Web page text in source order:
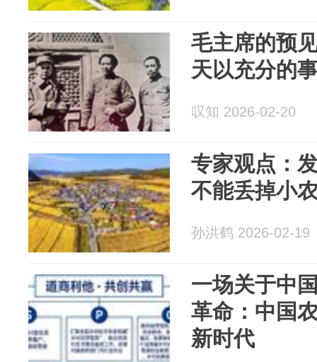
毛主席的预
天以充分的
叹知 2026-02-20
专家观点：
不能丢掉小
孙洪鹤 2026-02-19
一场关于中
革命：中国
新时代